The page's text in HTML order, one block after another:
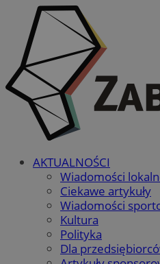
AKTUALNOŚCI
Wiadomości
Ciekawe artykuły
Wiadomości
Kultura
Polityka
Dla